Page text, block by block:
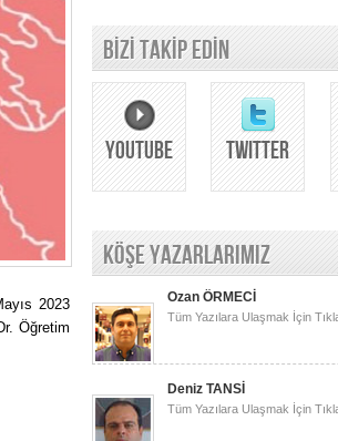
2023
Öğretim
BİZİ TAKİP EDİN
YOUTUBE TWITTER
KÖŞE YAZARLARIMIZ
Ozan ÖRMECİ
Tüm Yazılara Ulaşmak İçin
Deniz TANSİ
Tüm Yazılara Ulaşmak İçin